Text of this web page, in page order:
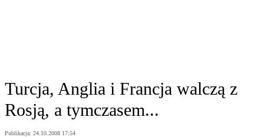
Turcja, Anglia i Francja walczą z
Rosją, a tymczasem...
Publikacja: 24.10.2008 17:54